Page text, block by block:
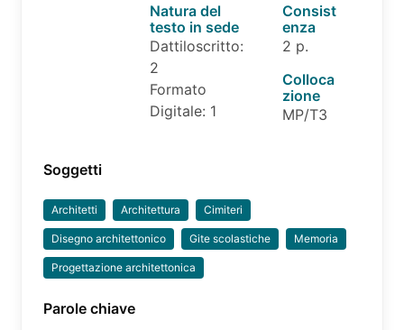
Natura del
testo in sede
Dattiloscritto:
2
Formato
Digitale: 1
Consist
enza
2 p.
Colloca
zione
MP/T3
Soggetti
Architetti Architettura Cimiteri
Disegno architettonico Gite scolastiche Memoria
Progettazione architettonica
Parole chiave